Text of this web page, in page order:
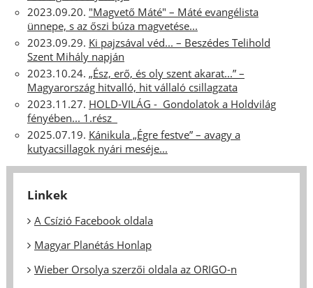
2023.09.20. "Magvető Máté" – Máté evangélista
ünnepe, s az őszi búza magvetése...
2023.09.29. Ki pajzsával véd... – Beszédes Telihold
Szent Mihály napján
2023.10.24. „Ész, erő, és oly szent akarat...” –
Magyarország hitvalló, hit vállaló csillagzata
2023.11.27. HOLD-VILÁG - Gondolatok a Holdvilág
fényében... 1.rész
2025.07.19. Kánikula „Égre festve” – avagy a
kutyacsillagok nyári meséje...
Linkek
A Csízió Facebook oldala
Magyar Planétás Honlap
Wieber Orsolya szerzői oldala az ORIGO-n